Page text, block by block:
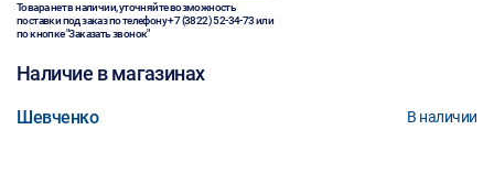
Товара нет в наличии, уточняйте возможность
поставки под заказ по телефону+7 (3822) 52-34-73или
по кнопке "Заказать звонок"
Наличие в магазинах
Шевченко В наличии